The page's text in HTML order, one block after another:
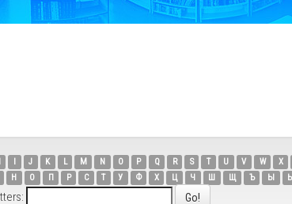
I J K L M N O P Q R S T U V W X
Н О П Р С Т У Ф Х Ц Ч Ш Щ Ъ Ы Ь